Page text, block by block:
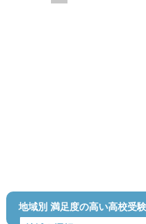
地域別 満足度の高い高校受